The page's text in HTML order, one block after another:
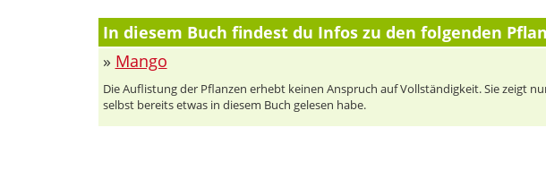
In diesem Buch findest du Infos zu den folgenden
» Mango
Die Auflistung der Pflanzen erhebt keinen Anspruch auf Vollständigkeit. Sie zeigt
selbst bereits etwas in diesem Buch gelesen habe.